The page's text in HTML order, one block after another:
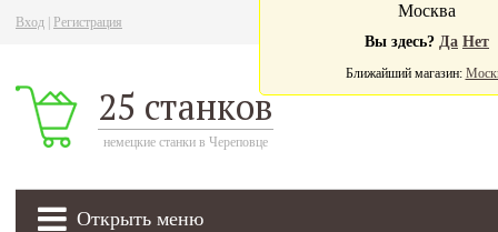
Вход Регистрация
25 станков
немецкие станки в Череповце
Открыть меню
Москва
Вы здесь? Да Нет
Ближайший магазин: